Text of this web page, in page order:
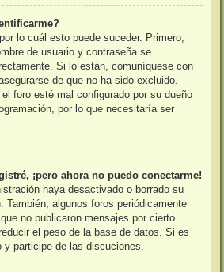
lo cuál esto puede suceder. Primero,
de usuario y contraseña se
Si lo están, comuníquese con
de que no ha sido excluido.
foro esté mal configurado por su dueño
por lo que necesitaría ser
¡pero ahora no puedo conectarme!
haya desactivado o borrado su
También, algunos foros periódicamente
no publicaron mensajes por cierto
el peso de la base de datos. Si es
y participe de las discuciones.